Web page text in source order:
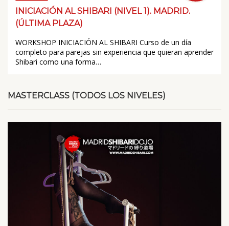
INICIACIÓN AL SHIBARI (NIVEL 1). MADRID.
(ÚLTIMA PLAZA)
WORKSHOP INICIACIÓN AL SHIBARI Curso de un día
completo para parejas sin experiencia que quieran aprender
Shibari como una forma…
MASTERCLASS (TODOS LOS NIVELES)